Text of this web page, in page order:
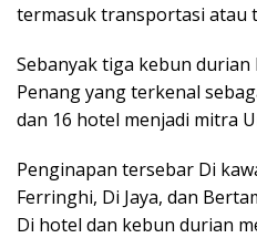
termasuk transportasi atau
Sebanyak tiga kebun durian
Penang yang terkenal
dan 16 hotel menjadi mitra
Penginapan tersebar Di
Ferringhi, Di Jaya, dan
Di hotel dan kebun durian